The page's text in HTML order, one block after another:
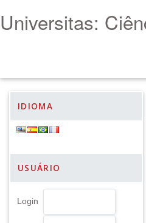
Universitas:
IDIOMA
USUÁRIO
Login